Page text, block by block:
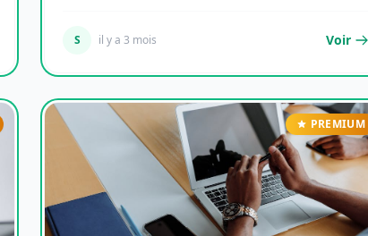
S il y a 3 mois Voir
PREMIUM